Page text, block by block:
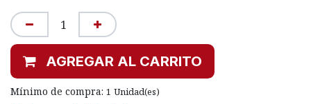
AGREGAR AL CARRITO
Mínimo de compra: 1 Unidad(es)